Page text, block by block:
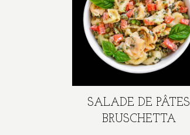
SALADE DE PÂTES
BRUSCHETTA